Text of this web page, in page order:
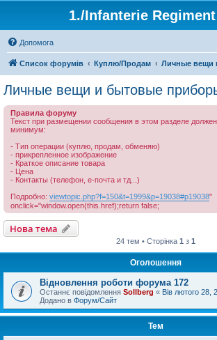
1./Infanterie
Допомога
Список форумів Куплю/Продам Личные вещи
Личные вещи и бытовые
Правила форуму
Текст при размещении сообщения в этом разделе
минимум:
- Тип операции (куплю, продам, обменяю)
- прикрепленное изображение
- Краткое описание товара
- Цена
- Контакты (телефон, е-почта и тд...)
Подробно: viewtopic.php?f=150&t=1999&p=19038#p19038"
onclick="window.open(this.href);return false;
Нова тема
24 тем • Сторінка 1 з 1
Оголошення
Відновлення роботи форума 172
Останнє повідомлення Sollberg « Вів лютого 28,
Додано в Форум/Сайт
Тем